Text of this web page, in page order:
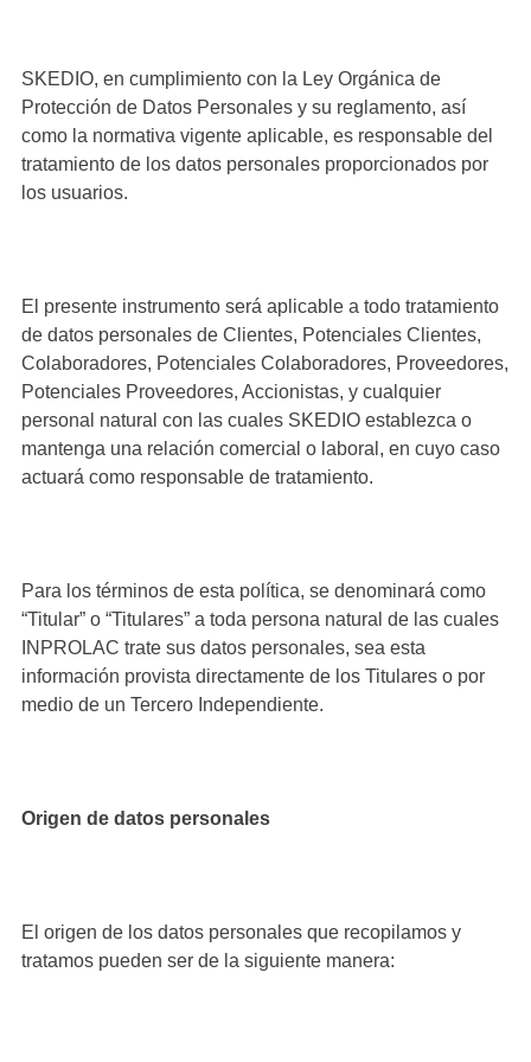
SKEDIO, en cumplimiento con la Ley Orgánica de
Protección de Datos Personales y su reglamento, así
como la normativa vigente aplicable, es responsable del
tratamiento de los datos personales proporcionados por
los usuarios.
El presente instrumento será aplicable a todo tratamiento
de datos personales de Clientes, Potenciales Clientes,
Colaboradores, Potenciales Colaboradores, Proveedores,
Potenciales Proveedores, Accionistas, y cualquier
personal natural con las cuales SKEDIO establezca o
mantenga una relación comercial o laboral, en cuyo caso
actuará como responsable de tratamiento.
Para los términos de esta política, se denominará como
“Titular” o “Titulares” a toda persona natural de las cuales
INPROLAC trate sus datos personales, sea esta
información provista directamente de los Titulares o por
medio de un Tercero Independiente.
Origen de datos personales
El origen de los datos personales que recopilamos y
tratamos pueden ser de la siguiente manera: